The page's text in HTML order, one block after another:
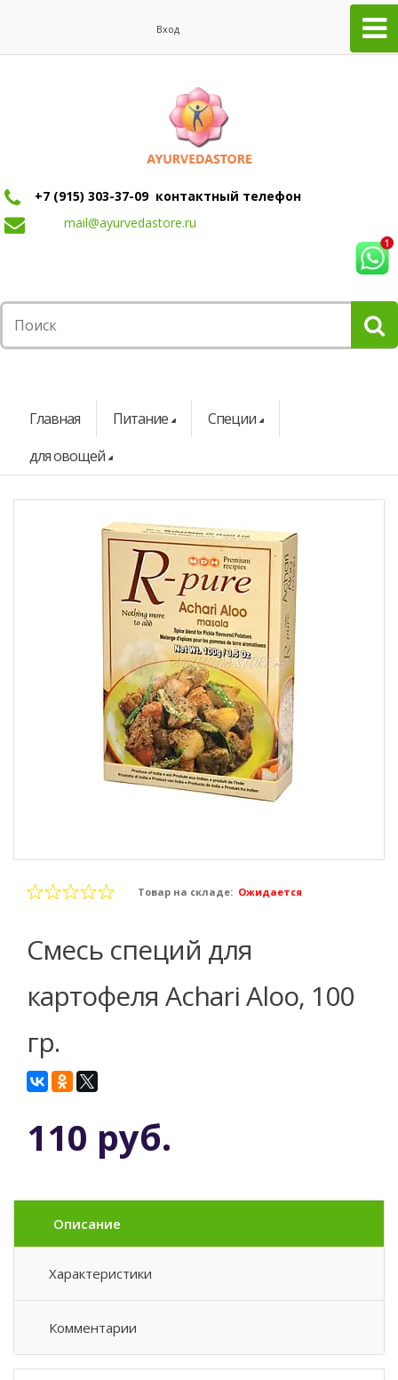
Вход
+7 (915) 303-37-09 контактный телефон
mail@ayurvedastore.ru
Главная Питание
Специи
для овощей
Товар на складе: Ожидается
Смесь специй для
картофеля Achari Aloo, 100
гр.
110 руб.
Описание
Характеристики
Комментарии